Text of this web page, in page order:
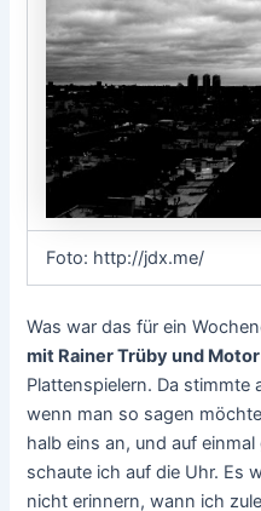
Foto: http://jdx.me/
Was war das für ein
mit Rainer Trüby und
Plattenspielern. Da stimmte
wenn man so sagen
halb eins an, und auf
schaute ich auf die Uhr. Es
nicht erinnern, wann ich